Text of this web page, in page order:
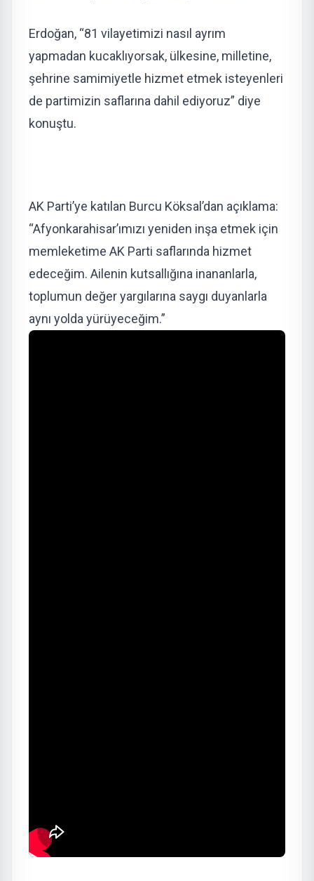
Erdoğan, “81 vilayetimizi nasıl ayrım
yapmadan kucaklıyorsak, ülkesine, milletine,
şehrine samimiyetle hizmet etmek isteyenleri
de partimizin saflarına dahil ediyoruz” diye
konuştu.
AK Parti’ye katılan Burcu Köksal’dan açıklama:
“Afyonkarahisar’ımızı yeniden inşa etmek için
memleketime AK Parti saflarında hizmet
edeceğim. Ailenin kutsallığına inananlarla,
toplumun değer yargılarına saygı duyanlarla
aynı yolda yürüyeceğim.”